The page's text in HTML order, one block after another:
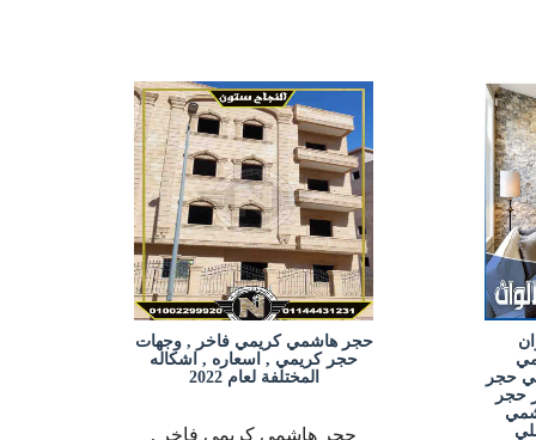
حجر
حجر
حجر هاشمي كريمي فاخر , وجهات
حجر كريمي , اسعاره , اشكاله
المختلفة لعام 2022
حجر هاشمي كريمي فاخر ,